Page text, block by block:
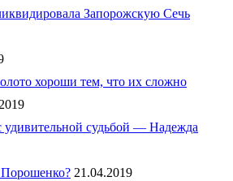
Запорожскую Сечь
хороши тем, что их сложно
удивительной судьбой — Надежда
21.04.2019